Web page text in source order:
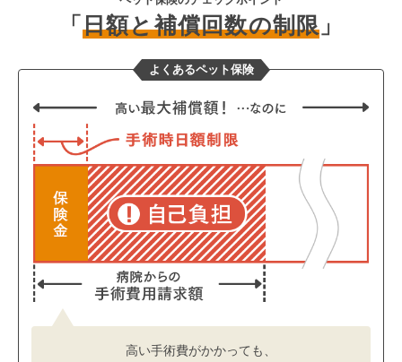
「 日額と補償回数の制限 」
よくあるペット保険
高い手術費がかかっても、